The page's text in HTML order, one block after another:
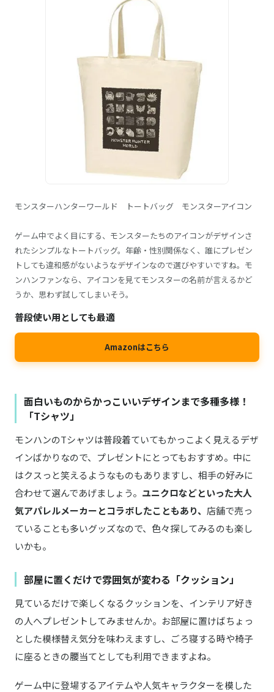
モンスターハンターワールド トートバッグ モンスターアイコン
ゲーム中でよく目にする、モンスターたちのアイコンがデザインさ
れたシンプルなトートバッグ。年齢・性別関係なく、誰にプレゼン
トしても違和感がないようなデザインなので選びやすいですね。モ
ンハンファンなら、アイコンを見てモンスターの名前が言えるかど
うか、思わず試してしまいそう。
普段使い用としても最適
Amazonはこちら
面白いものからかっこいいデザインまで多種多様！
「Tシャツ」
モンハンのTシャツは普段着ていてもかっこよく見えるデザ
インばかりなので、プレゼントにとってもおすすめ。中に
はクスっと笑えるようなものもありますし、相手の好みに
合わせて選んであげましょう。 ユニクロなどといった大人
気アパレルメーカーとコラボしたこともあり、 店舗で売っ
ていることも多いグッズなので、色々探してみるのも楽し
いかも。
部屋に置くだけで雰囲気が変わる「クッション」
見ているだけで楽しくなるクッションを、インテリア好き
の人へプレゼントしてみませんか。お部屋に置けばちょっ
とした模様替え気分を味わえますし、ごろ寝する時や椅子
に座るときの腰当てとしても利用できますよね。
ゲーム中に登場するアイテムや人気キャラクターを模した